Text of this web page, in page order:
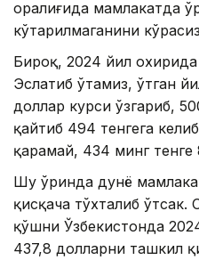
оралиғида мамлакатда
кўтарилмаганини
Бироқ, 2024 йил
Эслатиб ўтамиз, ўтган
доллар курси ўзгариб,
қайтиб 494 тенгега
қарамай, 434 минг тенге
Шу ўринда дунё
қисқача тўхталиб ўтсак.
қўшни Ўзбекистонда
437,8 долларни ташкил